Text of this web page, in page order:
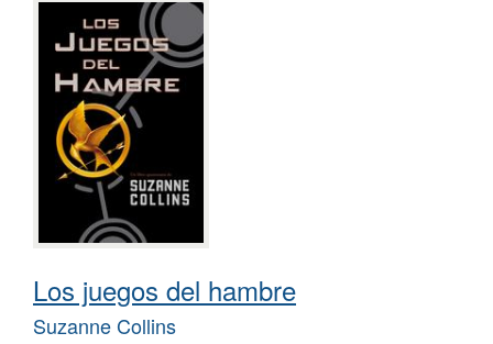
Los juegos del hambre
Suzanne Collins